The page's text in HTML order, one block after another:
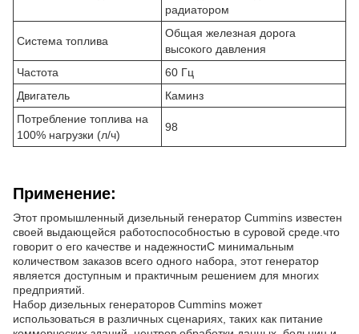
радиатором
Система топлива
Общая железная дорога
высокого давления
Частота
60 Гц
Двигатель
Каминз
Потребление топлива на
100% нагрузки (л/ч)
98
Применение:
Этот промышленный дизельный генератор Cummins известен
своей выдающейся работоспособностью в суровой среде.что
говорит о его качестве и надежностиС минимальным
количеством заказов всего одного набора, этот генератор
является доступным и практичным решением для многих
предприятий.
Набор дизельных генераторов Cummins может
использоваться в различных сценариях, таких как питание